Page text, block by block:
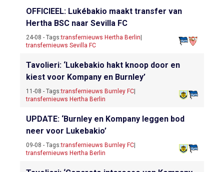
OFFICIEEL: Lukébakio maakt transfer van
Hertha BSC naar Sevilla FC
24-08 - Tags:transfernieuws Hertha Berlin|
transfernieuws Sevilla FC
Tavolieri: ‘Lukebakio hakt knoop door en
kiest voor Kompany en Burnley’
11-08 - Tags:transfernieuws Burnley FC|
transfernieuws Hertha Berlin
UPDATE: ‘Burnley en Kompany leggen bod
neer voor Lukebakio’
09-08 - Tags:transfernieuws Burnley FC|
transfernieuws Hertha Berlin